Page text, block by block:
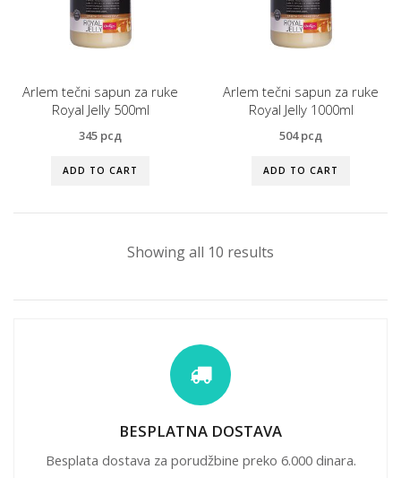
Arlem tečni sapun za ruke
Royal Jelly 500ml
345 рсд
ADD TO CART
Arlem tečni sapun za ruke
Royal Jelly 1000ml
504рсд
ADD TO CART
Showing all 10 results
BESPLATNA DOSTAVA
Besplata dostava za porudžbine preko 6.000 dinara.